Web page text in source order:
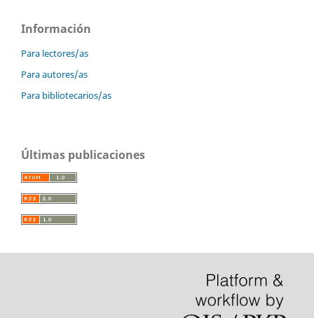
Información
Para lectores/as
Para autores/as
Para bibliotecarios/as
Últimas publicaciones